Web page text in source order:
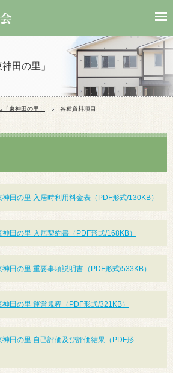
田の里」
東神田の里」 各種資料項目
田の里 入居時利用料金表（PDF形式/130KB）
田の里 入居契約書（PDF形式/168KB）
田の里 重要事項説明書（PDF形式/533KB）
田の里 運営規程（PDF形式/321KB）
神田の里 自己評価及び評価結果（PDF形